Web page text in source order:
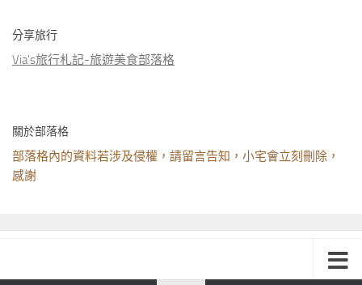
分享旅行
Via's旅行札記-旅遊美食部落格
關於部落格
部落格內的資料若涉及侵權，請留言告知，小宅會立刻刪除，
感謝